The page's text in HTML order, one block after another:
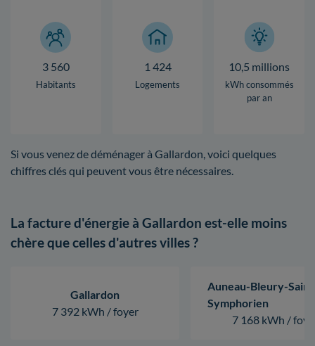
3 560
Habitants
1 424
Logements
10,5 millions
kWh consommés
par an
Si vous venez de déménager à Gallardon, voici quelques
chiffres clés qui peuvent vous être nécessaires.
La facture d'énergie à Gallardon est-elle moins
chère que celles d'autres villes ?
Gallardon
7 392 kWh / foyer
Auneau-Bleury-
Symphorien
7 168 kWh /